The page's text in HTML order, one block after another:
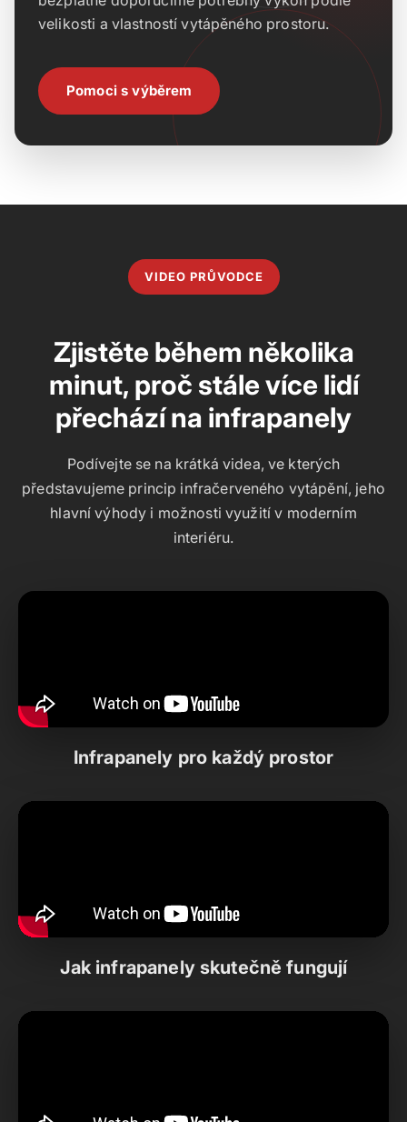
velikosti a vlastností vytápěného prostoru.
Pomoci s výběrem
VIDEO PRŮVODCE
Zjistěte během několika
minut, proč stále více lidí
přechází na infrapanely
Podívejte se na krátká videa, ve kterých
představujeme princip infračerveného vytápění, jeho
hlavní výhody i možnosti využití v moderním
interiéru.
Infrapanely pro každý prostor
Jak infrapanely skutečně fungují